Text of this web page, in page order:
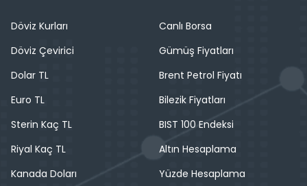
Döviz Kurları
Döviz Çevirici
Dolar TL
Euro TL
Sterin Kaç TL
Riyal Kaç TL
Kanada Doları
Canlı Borsa
Gümüş Fiyatları
Brent Petrol Fiyatı
Bilezik Fiyatları
BIST 100 Endeksi
Altın Hesaplama
Yüzde Hesaplama